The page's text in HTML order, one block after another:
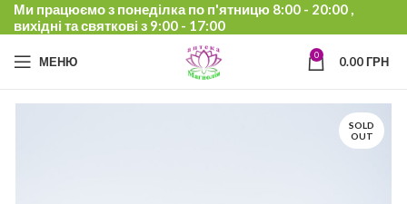
Ми працюємо з понеділка по п'ятницю 8:00 - 20:00 ,
вихідні та святкові з 9:00 - 17:00
МЕНЮ 0 0.00ГРН
SOLD
OUT